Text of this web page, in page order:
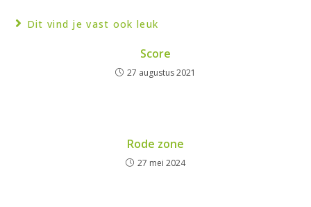
Dit vind je vast ook leuk
Score
27 augustus 2021
Rode zone
27 mei 2024